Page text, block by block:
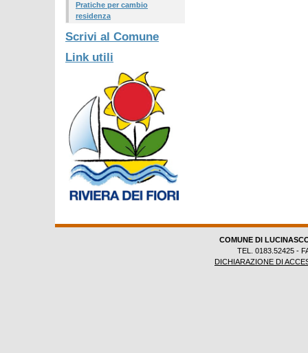
Pratiche per cambio
residenza
Scrivi al Comune
Link utili
COMUNE DI
TEL. 0183.52425 -
DICHIARAZIONE DI